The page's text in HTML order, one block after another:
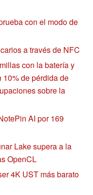
con el modo de
a través de NFC
con la batería y
10% de pérdida de
sobre la
AI por 169
Lake supera a la
OpenCL
4K UST más barato